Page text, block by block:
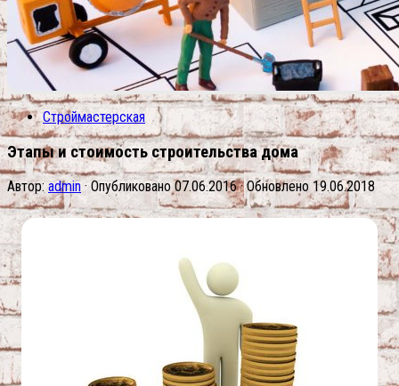
Строймастерская
Этапы и стоимость строительства дома
Автор: admin · Опубликовано07.06.2016· Обновлено 19.06.2018